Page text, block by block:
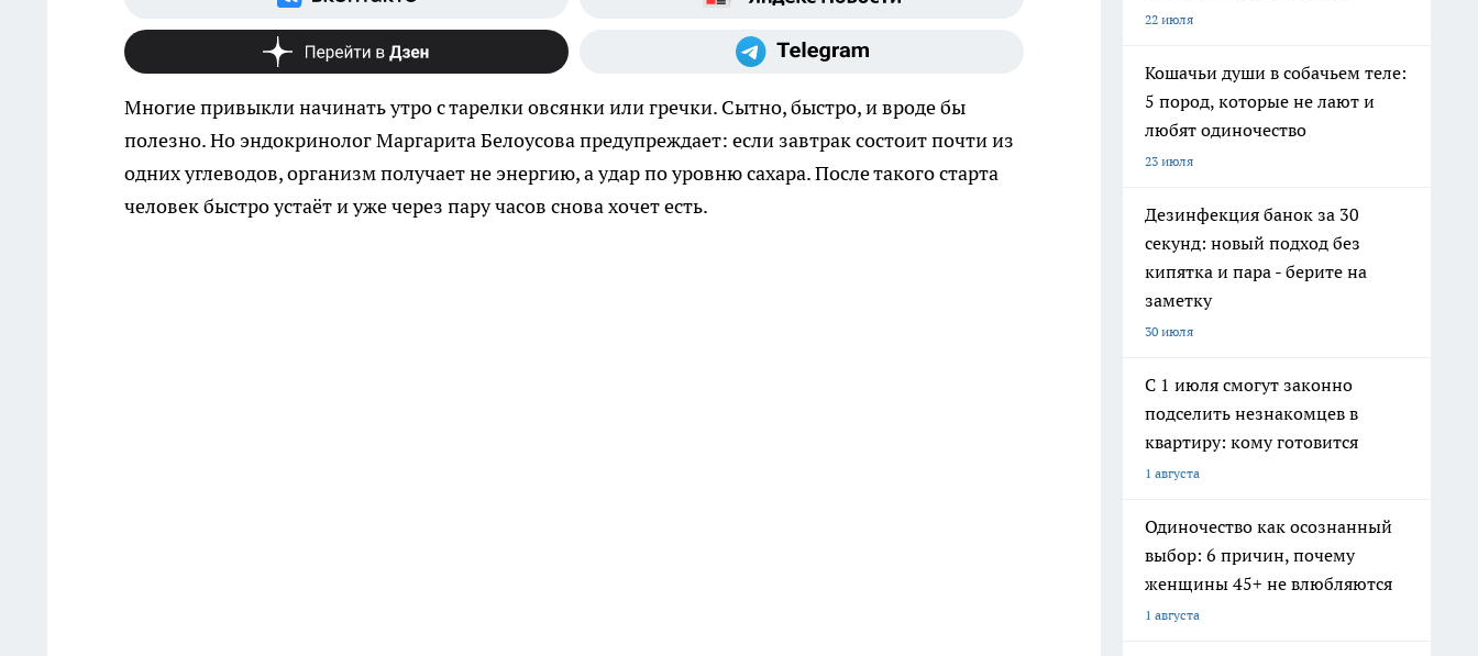
Многие привыкли начинать утро с тарелки овсянки или гречки. Сытно, быстро, и вроде бы
полезно. Но эндокринолог Маргарита Белоусова предупреждает: если завтрак состоит почти из
одних углеводов, организм получает не энергию, а удар по уровню сахара. После такого старта
человек быстро устаёт и уже через пару часов снова хочет есть.
22 июля
Кошачьи души в собачьем теле:
5 пород, которые не лают и
любят одиночество
23 июля
Дезинфекция банок за 30
секунд: новый подход без
кипятка и пара - берите на
заметку
30 июля
С 1 июля смогут законно
подселить незнакомцев в
квартиру: кому готовится
1 августа
Одиночество как осознанный
выбор: 6 причин, почему
женщины 45+ не влюбляются
1 августа